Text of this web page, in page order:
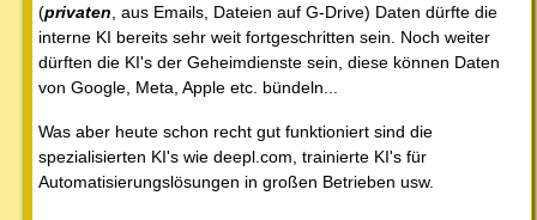
(privaten, aus Emails, Dateien auf G-Drive) Daten dürfte die
interne KI bereits sehr weit fortgeschritten sein. Noch weiter
dürften die KI's der Geheimdienste sein, diese können Daten
von Google, Meta, Apple etc. bündeln...
Was aber heute schon recht gut funktioniert sind die
spezialisierten KI's wie deepl.com, trainierte KI's für
Automatisierungslösungen in großen Betrieben usw.